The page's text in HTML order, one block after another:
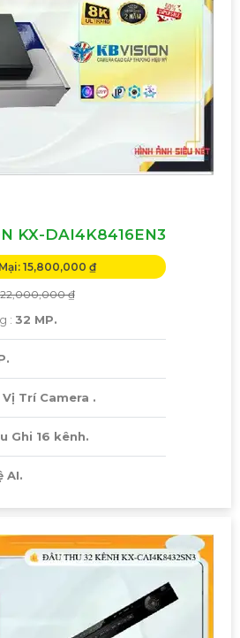
KX-DAI4K8416EN3
15,800,000 ₫
22,000,000 ₫
: 32 MP.
Trí Camera .
Ghi 16 kênh.
AI.